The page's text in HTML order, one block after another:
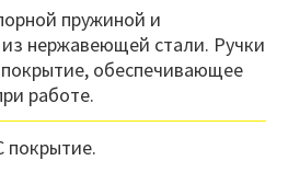
пружиной и
нержавеющей стали. Ручки
обеспечивающее
работе.
покрытие.